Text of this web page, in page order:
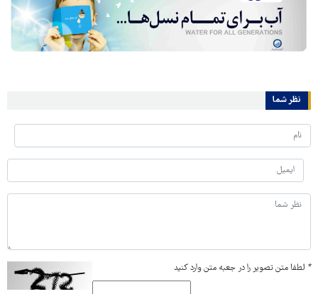
نظر شما
* لطفا متن تصویر را در جعبه متن وارد کنید